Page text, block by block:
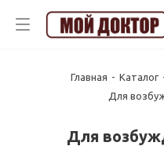
Главная - Каталог
Для
Для